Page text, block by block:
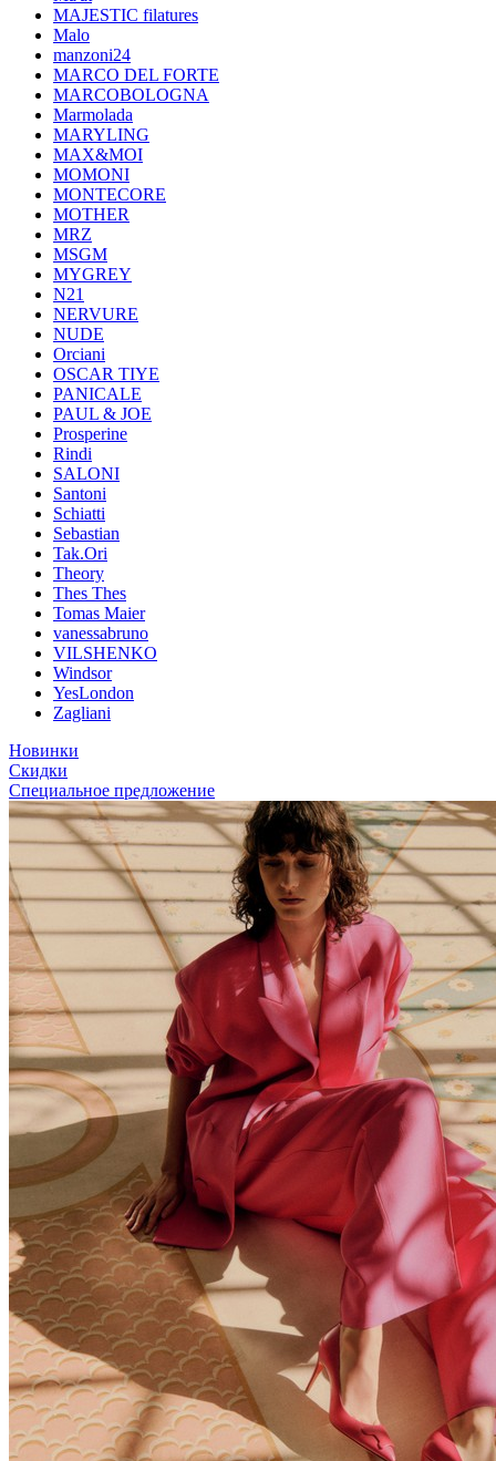
MAJESTIC filatures
Malo
manzoni24
MARCO DEL FORTE
MARCOBOLOGNA
Marmolada
MARYLING
MAX&MOI
MOMONI
MONTECORE
MOTHER
MRZ
MSGM
MYGREY
N21
NERVURE
NUDE
Orciani
OSCAR TIYE
PANICALE
PAUL & JOE
Prosperine
Rindi
SALONI
Santoni
Schiatti
Sebastian
Tak.Ori
Theory
Thes Thes
Tomas Maier
vanessabruno
VILSHENKO
Windsor
YesLondon
Zagliani
Новинки
Скидки
Специальное предложение